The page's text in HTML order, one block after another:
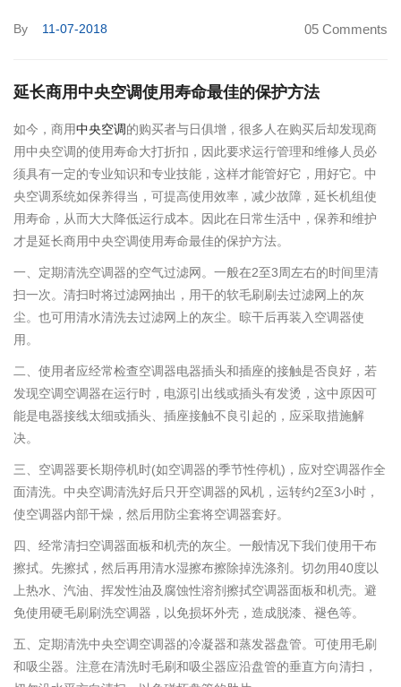
By 11-07-2018 05 Comments
延长商用中央空调使用寿命最佳的保护方法
如今，商用中央空调的购买者与日俱增，很多人在购买后却发现商
用中央空调的使用寿命大打折扣，因此要求运行管理和维修人员必
须具有一定的专业知识和专业技能，这样才能管好它，用好它。中
央空调系统如保养得当，可提高使用效率，减少故障，延长机组使
用寿命，从而大大降低运行成本。因此在日常生活中，保养和维护
才是延长商用中央空调使用寿命最佳的保护方法。
一、定期清洗空调器的空气过滤网。一般在2至3周左右的时间里清
扫一次。清扫时将过滤网抽出，用干的软毛刷刷去过滤网上的灰
尘。也可用清水清洗去过滤网上的灰尘。晾干后再装入空调器使
用。
二、使用者应经常检查空调器电器插头和插座的接触是否良好，若
发现空调空调器在运行时，电源引出线或插头有发烫，这中原因可
能是电器接线太细或插头、插座接触不良引起的，应采取措施解
决。
三、空调器要长期停机时(如空调器的季节性停机)，应对空调器作全
面清洗。中央空调清洗好后只开空调器的风机，运转约2至3小时，
使空调器内部干燥，然后用防尘套将空调器套好。
四、经常清扫空调器面板和机壳的灰尘。一般情况下我们使用干布
擦拭。先擦拭，然后再用清水湿擦布擦除掉洗涤剂。切勿用40度以
上热水、汽油、挥发性油及腐蚀性溶剂擦拭空调器面板和机壳。避
免使用硬毛刷刷洗空调器，以免损坏外壳，造成脱漆、褪色等。
五、定期清洗中央空调空调器的冷凝器和蒸发器盘管。可使用毛刷
和吸尘器。注意在清洗时毛刷和吸尘器应沿盘管的垂直方向清扫，